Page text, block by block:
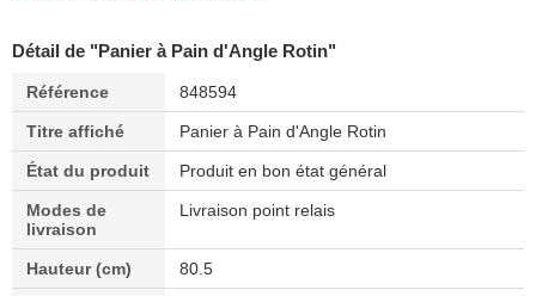
Détail de "Panier à Pain d'Angle Rotin"
Référence 848594
Titre affiché Panier à Pain d'Angle Rotin
État du produit Produit en bon état général
Modes de
livraison
Livraison point relais
Hauteur (cm) 80.5